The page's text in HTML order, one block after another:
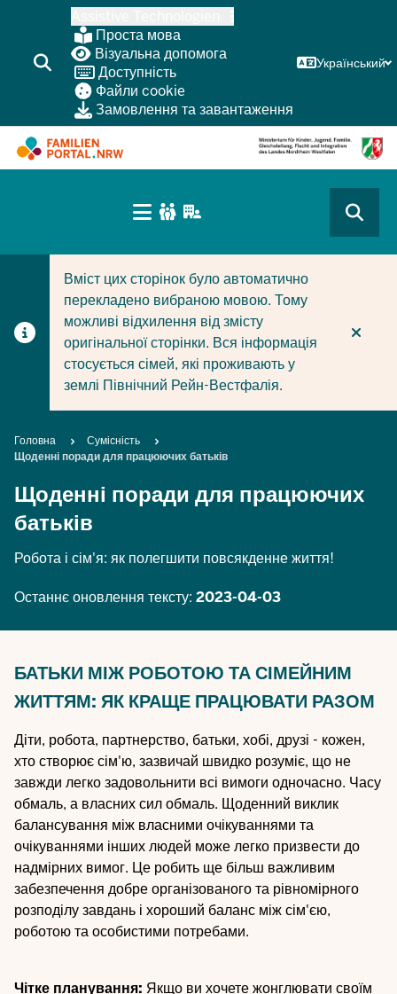
основного
змісту
Проста мова
Візуальна допомога
Доступність
Файли cookie
Замовлення та завантаження
Український
CURRENT SECTION ДЛЯ КОМПАНІЙ/
CURRENT SECTION ДЛЯ СІМЕЙ
(BÜRGERBEREICH
Вміст цих сторінок було автоматично
перекладено вибраною мовою. Тому
можливі відхилення від змісту
оригінальної сторінки. Вся інформація
стосується сімей, які проживають у
землі Північний Рейн-Вестфалія.
Breadcrumb
Головна
Сумісність
Щоденні поради для працюючих батьків
Щоденні поради для працюючих
батьків
Робота і сім'я: як полегшити повсякденне життя!
Останнє оновлення тексту: 2023-04-03
БАТЬКИ МІЖ РОБОТОЮ ТА СІМЕЙНИМ
ЖИТТЯМ: ЯК КРАЩЕ ПРАЦЮВАТИ РАЗОМ
Діти, робота, партнерство, батьки, хобі, друзі - кожен,
хто створює сім'ю, зазвичай швидко розуміє, що не
завжди легко задовольнити всі вимоги одночасно. Часу
обмаль, а власних сил обмаль. Щоденний виклик
балансування між власними очікуваннями та
очікуваннями інших людей може легко призвести до
надмірних вимог. Це робить ще більш важливим
забезпечення добре організованого та рівномірного
розподілу завдань і хороший баланс між сім'єю,
роботою та особистими потребами.
Чітке планування: Якщо ви хочете жонглювати своїм